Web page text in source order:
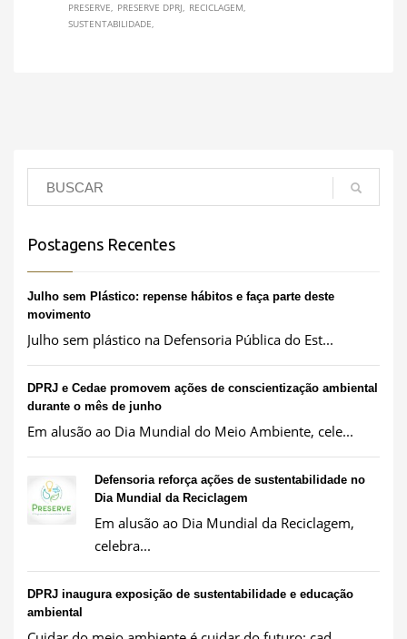
PRESERVE
PRESERVE DPRJ
RECICLAGEM
SUSTENTABILIDADE
Postagens Recentes
Julho sem Plástico: repense hábitos e faça parte deste
movimento
Julho sem plástico na Defensoria Pública do Est...
DPRJ e Cedae promovem ações de conscientização ambiental
durante o mês de junho
Em alusão ao Dia Mundial do Meio Ambiente, cele...
Defensoria reforça ações de sustentabilidade no
Dia Mundial da Reciclagem
Em alusão ao Dia Mundial da Reciclagem,
celebra...
DPRJ inaugura exposição de sustentabilidade e educação
ambiental